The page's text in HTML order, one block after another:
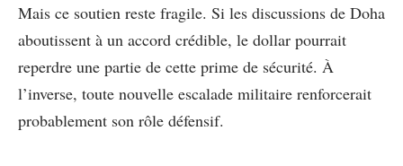
Mais ce soutien reste fragile. Si les discussions de Doha
aboutissent à un accord crédible, le dollar pourrait
reperdre une partie de cette prime de sécurité. À
l’inverse, toute nouvelle escalade militaire renforcerait
probablement son rôle défensif.